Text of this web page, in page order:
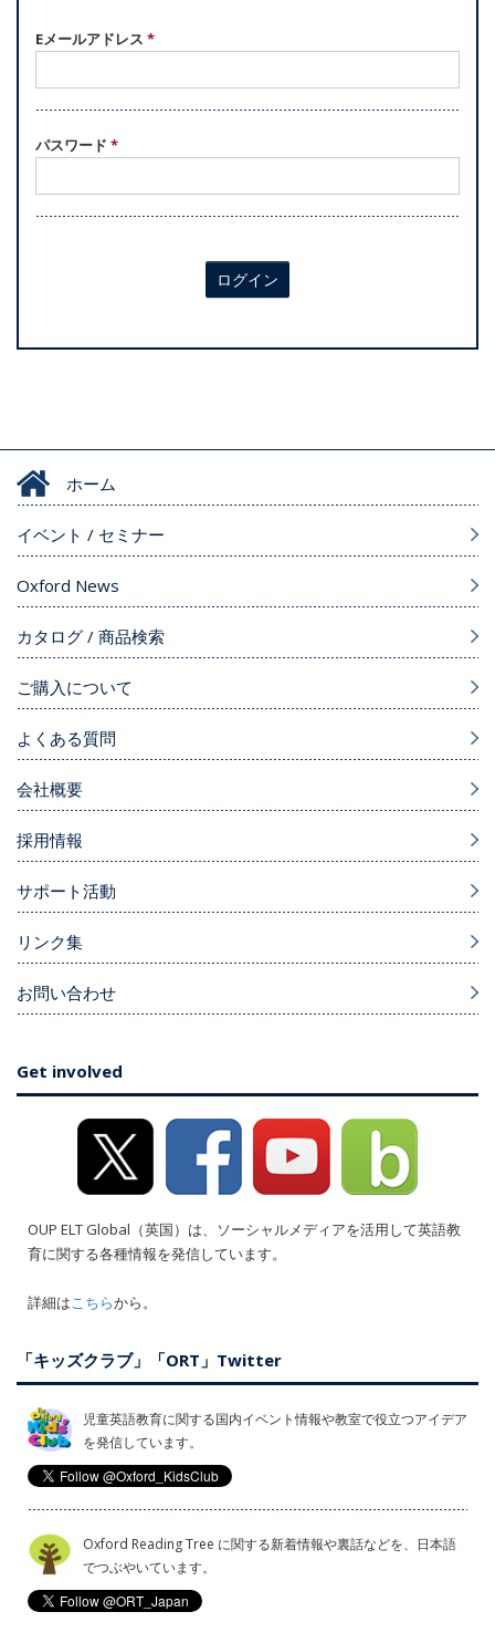
Eメールアドレス *
パスワード *
ログイン
ホーム
イベント / セミナー
Oxford News
カタログ / 商品検索
ご購入について
よくある質問
会社概要
採用情報
サポート活動
リンク集
お問い合わせ
Get involved
OUP ELT Global（英国）は、ソーシャルメディアを活用して英語教
育に関する各種情報を発信しています。
詳細はこちらから。
「キッズクラブ」「ORT」Twitter
児童英語教育に関する国内イベント情報や教室で役立つアイデア
を発信しています。
Oxford Reading Tree に関する新着情報や裏話などを、日本語
でつぶやいています。